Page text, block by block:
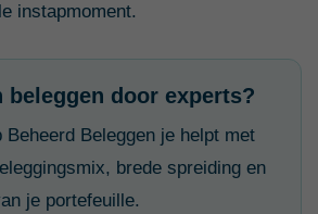
instapmoment.
beleggen door experts?
Beheerd Beleggen je helpt met
brede spreiding en
je portefeuille.